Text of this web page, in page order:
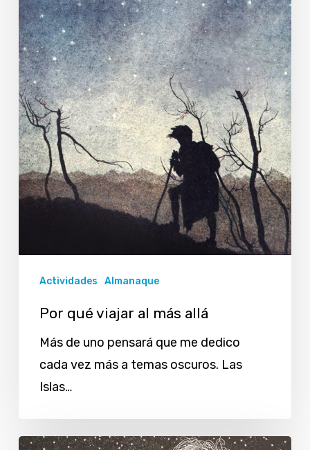
Actividades Almanaque
Por qué viajar al más allá
Más de uno pensará que me dedico
cada vez más a temas oscuros. Las
Islas…
‘Viaje